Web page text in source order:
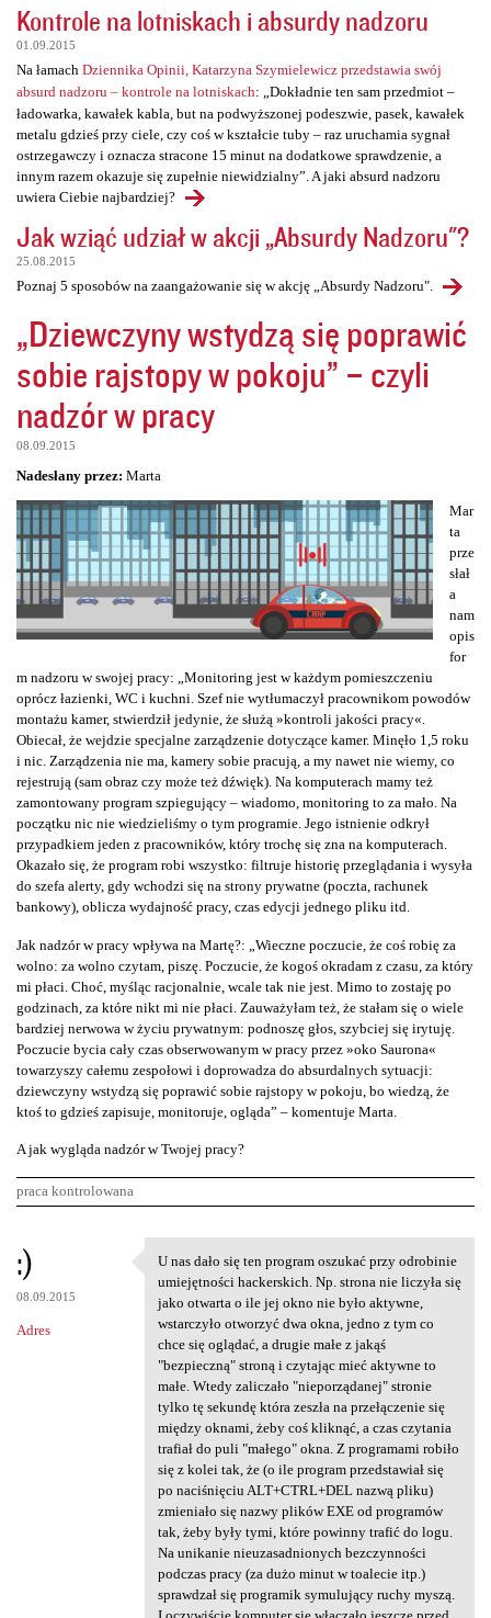
Kontrole na lotniskach i absurdy nadzoru
01.09.2015
Na łamach Dziennika Opinii, Katarzyna Szymielewicz przedstawia swój
absurd nadzoru – kontrole na lotniskach: „Dokładnie ten sam przedmiot –
ładowarka, kawałek kabla, but na podwyższonej podeszwie, pasek, kawałek
metalu gdzieś przy ciele, czy coś w kształcie tuby – raz uruchamia sygnał
ostrzegawczy i oznacza stracone 15 minut na dodatkowe sprawdzenie, a
innym razem okazuje się zupełnie niewidzialny”. A jaki absurd nadzoru
uwiera Ciebie najbardziej?
Jak wziąć udział w akcji „Absurdy Nadzoru"?
25.08.2015
Poznaj 5 sposobów na zaangażowanie się w akcję „Absurdy Nadzoru".
„Dziewczyny wstydzą się poprawić
sobie rajstopy w pokoju” – czyli
nadzór w pracy
08.09.2015
Nadesłany przez: Marta
Mar
ta
prze
słał
a
nam
opis
for
m nadzoru w swojej pracy: „Monitoring jest w każdym pomieszczeniu
oprócz łazienki, WC i kuchni. Szef nie wytłumaczył pracownikom powodów
montażu kamer, stwierdził jedynie, że służą »kontroli jakości pracy«.
Obiecał, że wejdzie specjalne zarządzenie dotyczące kamer. Minęło 1,5 roku
i nic. Zarządzenia nie ma, kamery sobie pracują, a my nawet nie wiemy, co
rejestrują (sam obraz czy może też dźwięk). Na komputerach mamy też
zamontowany program szpiegujący – wiadomo, monitoring to za mało. Na
początku nic nie wiedzieliśmy o tym programie. Jego istnienie odkrył
przypadkiem jeden z pracowników, który trochę się zna na komputerach.
Okazało się, że program robi wszystko: filtruje historię przeglądania i wysyła
do szefa alerty, gdy wchodzi się na strony prywatne (poczta, rachunek
bankowy), oblicza wydajność pracy, czas edycji jednego pliku itd.
Jak nadzór w pracy wpływa na Martę?: „Wieczne poczucie, że coś robię za
wolno: za wolno czytam, piszę. Poczucie, że kogoś okradam z czasu, za który
mi płaci. Choć, myśląc racjonalnie, wcale tak nie jest. Mimo to zostaję po
godzinach, za które nikt mi nie płaci. Zauważyłam też, że stałam się o wiele
bardziej nerwowa w życiu prywatnym: podnoszę głos, szybciej się irytuję.
Poczucie bycia cały czas obserwowanym w pracy przez »oko Saurona«
towarzyszy całemu zespołowi i doprowadza do absurdalnych sytuacji:
dziewczyny wstydzą się poprawić sobie rajstopy w pokoju, bo wiedzą, że
ktoś to gdzieś zapisuje, monitoruje, ogląda” – komentuje Marta.
A jak wygląda nadzór w Twojej pracy?
praca kontrolowana
K
o
m
e
:)
08.09.2015
Adres
U nas dało się ten program
U nas dało się ten program oszukać przy odrobinie
umiejętności hackerskich. Np. strona nie liczyła się
jako otwarta o ile jej okno nie było aktywne,
wstarczyło otworzyć dwa okna, jedno z tym co
chce się oglądać, a drugie małe z jakąś
"bezpieczną" stroną i czytając mieć aktywne to
małe. Wtedy zaliczało "nieporządanej" stronie
tylko tę sekundę która zeszła na przełączenie się
między oknami, żeby coś kliknąć, a czas czytania
trafiał do puli "małego" okna. Z programami robiło
się z kolei tak, że (o ile program przedstawiał się
po naciśnięciu ALT+CTRL+DEL nazwą pliku)
zmieniało się nazwy plików EXE od programów
tak, żeby były tymi, które powinny trafić do logu.
Na unikanie nieuzasadnionych bezczynności
podczas pracy (za dużo minut w toalecie itp.)
sprawdzał się programik symulujący ruchy myszą.